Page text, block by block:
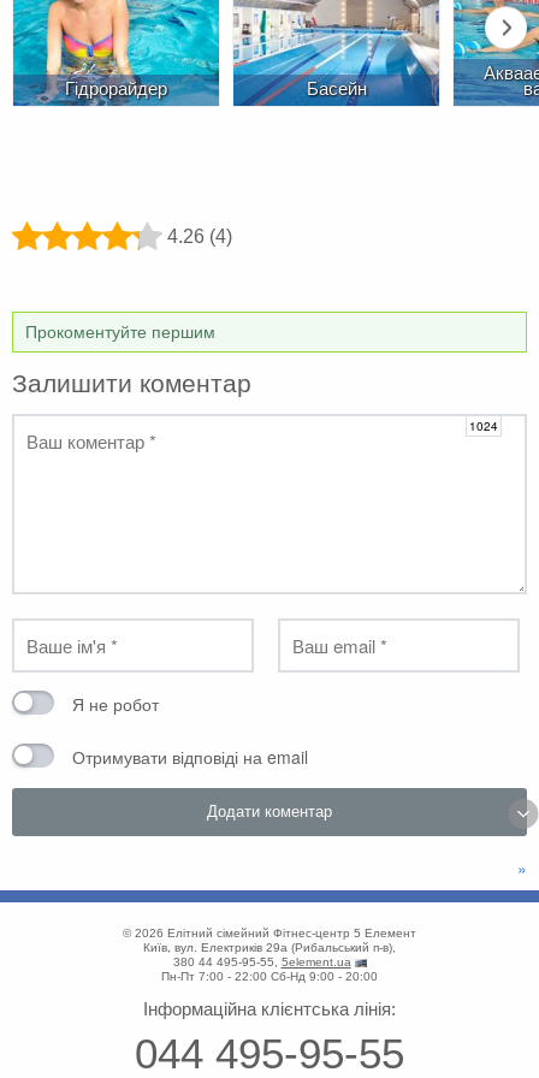
Гідрорайдер Басейн
4.26 (4)
Прокоментуйте першим
Залишити коментар
Я не робот
Отримувати відповіді на email
»
© 2026 Елітний сімейний Фітнес-центр 5 Елемент
Київ вул. Електриків 29а (Рибальський п-в),
380 44 495-95-55
5element.ua
Пн-Пт 7:00 - 22:00 Сб-Нд 9:00 - 20:00
Інформаційна клієнтська лінія:
044 495-95-55